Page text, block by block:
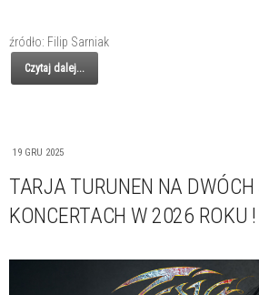
źródło: Filip Sarniak
Czytaj dalej...
19 GRU 2025
TARJA TURUNEN NA
KONCERTACH W 2026 ROKU !